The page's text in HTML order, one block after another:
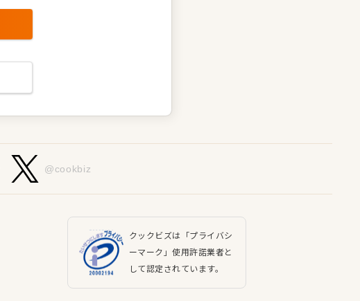
@cookbiz
クックビズは「プライバシ
ーマーク」使用許諾業者と
して認定されています。